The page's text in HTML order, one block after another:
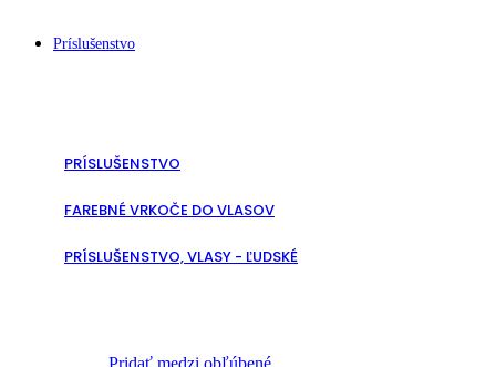
Príslušenstvo
PRÍSLUŠENSTVO
FAREBNÉ VRKOČE DO VLASOV
PRÍSLUŠENSTVO, VLASY - ĽUDSKÉ
Pridať medzi obľúbené